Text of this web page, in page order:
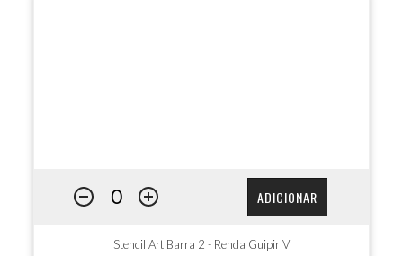
ADICIONAR
Stencil Art Barra 2 - Renda Guipir V